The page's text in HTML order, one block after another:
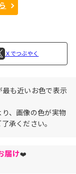
Ｘでつぶやく
も近いお色で表示
、画像の色が実物
承ください。
届け❤️